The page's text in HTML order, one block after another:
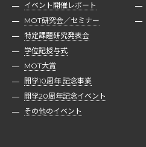
イベント開催レポート
MOT研究会／セミナー
特定課題研究発表会
学位記授与式
MOT大賞
開学10周年 記念事業
開学20周年記念イベント
その他のイベント